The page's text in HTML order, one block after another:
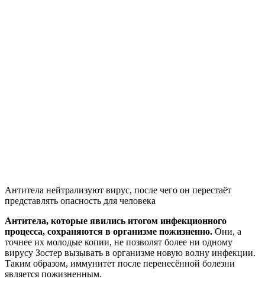
Антитела нейтрализуют вирус, после чего он перестаёт
представлять опасность для человека
Антитела, которые явились итогом инфекционного
процесса, сохраняются в организме пожизненно. Они, а
точнее их молодые копии, не позволят более ни одному
вирусу Зостер вызывать в организме новую волну инфекции.
Таким образом, иммунитет после перенесённой болезни
является пожизненным.